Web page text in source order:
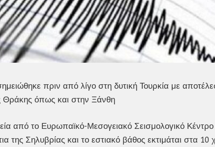
πριν από λίγο στη δυτική Τουρκία με
Θράκης όπως και στην Ξάνθη
από το Ευρωπαϊκό-Μεσογειακό Σεισμολογικό Κέντρο
της Σηλυβρίας και το εστιακό βάθος εκτιμάται στα 10